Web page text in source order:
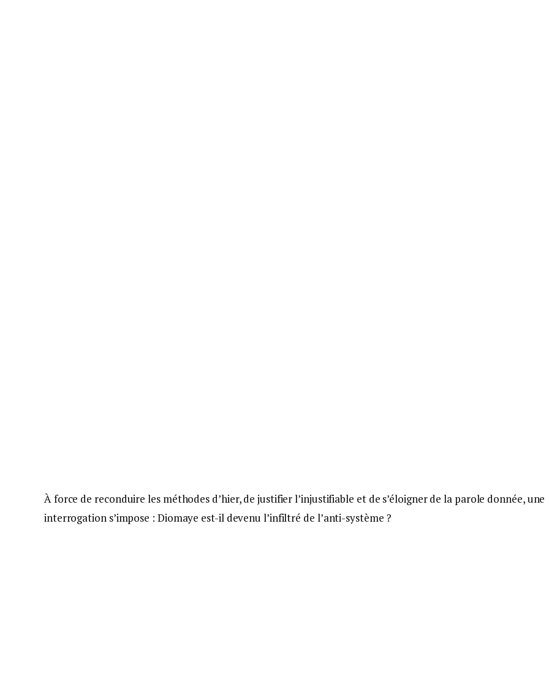
À force de reconduire les méthodes d’hier, de justifier l’injustifiable et de s’éloigner de la parole donnée, une
interrogation s’impose : Diomaye est-il devenu l’infiltré de l’anti-système ?